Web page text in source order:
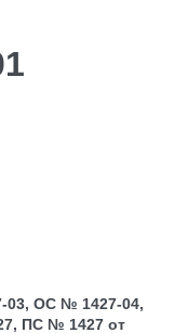
03, ОС № 1427-04,
ПС № 1427 от